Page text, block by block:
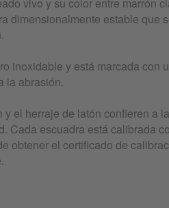
dimensionalmente estable que
inoxidable y está marcada con
la abrasión.
y el herraje de latón confieren a
Cada escuadra está calibrada
obtener el certificado de